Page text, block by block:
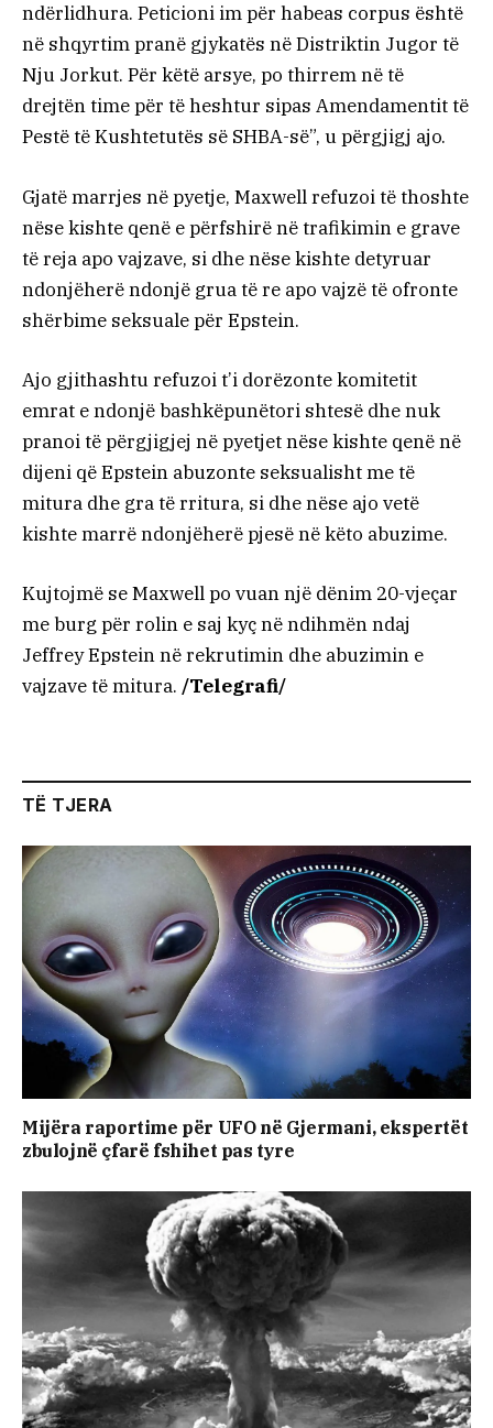
ndërlidhura. Peticioni im për habeas corpus është
në shqyrtim pranë gjykatës në Distriktin Jugor të
Nju Jorkut. Për këtë arsye, po thirrem në të
drejtën time për të heshtur sipas Amendamentit të
Pestë të Kushtetutës së SHBA-së”, u përgjigj ajo.
Gjatë marrjes në pyetje, Maxwell refuzoi të thoshte
nëse kishte qenë e përfshirë në trafikimin e grave
të reja apo vajzave, si dhe nëse kishte detyruar
ndonjëherë ndonjë grua të re apo vajzë të ofronte
shërbime seksuale për Epstein.
Ajo gjithashtu refuzoi t’i dorëzonte komitetit
emrat e ndonjë bashkëpunëtori shtesë dhe nuk
pranoi të përgjigjej në pyetjet nëse kishte qenë në
dijeni që Epstein abuzonte seksualisht me të
mitura dhe gra të rritura, si dhe nëse ajo vetë
kishte marrë ndonjëherë pjesë në këto abuzime.
Kujtojmë se Maxwell po vuan një dënim 20-vjeçar
me burg për rolin e saj kyç në ndihmën ndaj
Jeffrey Epstein në rekrutimin dhe abuzimin e
vajzave të mitura. /Telegrafi/
TË TJERA
Mijëra raportime për UFO në Gjermani, ekspertët
zbulojnë çfarë fshihet pas tyre